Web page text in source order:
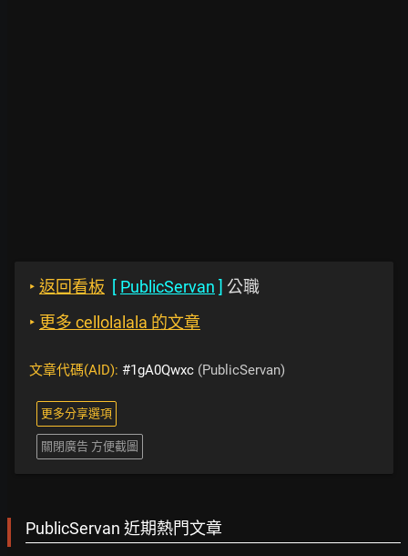
‣ 返回看板 [ PublicServan ] 公職
‣ 更多 cellolalala 的文章
文章代碼(AID): #1gA0Qwxc (PublicServan)
更多分享選項
關閉廣告 方便截圖
PublicServan 近期熱門文章